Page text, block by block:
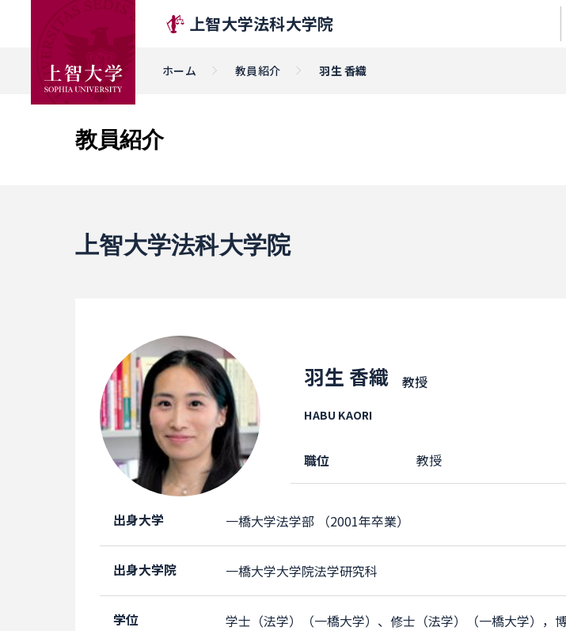
上智大学法科大学院
ホーム 教員紹介 羽生 香織
教員紹介
上智大学法科大学院
羽生 香織 教授
HABU KAORI
職位 教授
出身大学 一橋大学法学部 （2001年卒業）
出身大学院 一橋大学大学院法学研究科
学位 学士（法学）（一橋大学）、修士（法学）（一橋大学），